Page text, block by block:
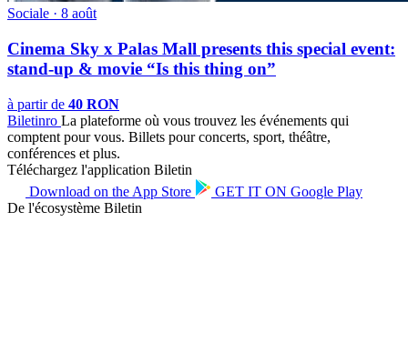
Sociale · 8 août
Cinema Sky x Palas Mall presents this special event:
stand-up & movie “Is this thing on”
à partir de 40 RON
Biletinro La plateforme où vous trouvez les événements qui
comptent pour vous. Billets pour concerts, sport, théâtre,
conférences et plus.
Téléchargez l'application Biletin
Download on the App Store GET IT ON Google Play
De l'écosystème Biletin